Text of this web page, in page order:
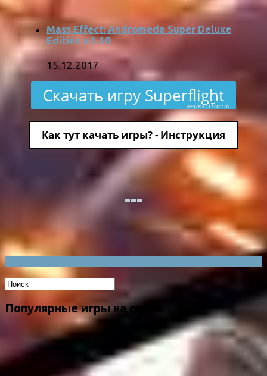
Mass Effect: Andromeda Super Deluxe
Edition v.1.10
15.12.2017
Скачать игру Superflight
через uTorria
Как тут качать игры? - Инструкция
Популярные игры на сайте